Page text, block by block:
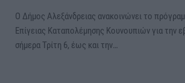
Ο Δήμος Αλεξάνδρειας ανακοινώνει το
Επίγειας Καταπολέμησης Κουνουπιών για την
σήμερα Τρίτη 6, έως και την…